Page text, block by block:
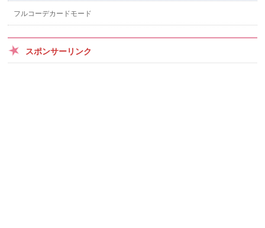
フルコーデカードモード
スポンサーリンク